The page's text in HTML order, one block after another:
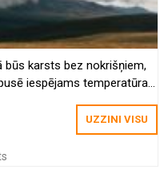
būs karsts bez nokrišņiem,
iespējams temperatūras
laikapstākļi gaidāmi
UZZINI VISU